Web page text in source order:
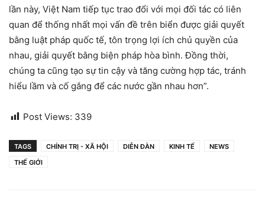
lần này, Việt Nam tiếp tục trao đổi với mọi đối tác có liên
quan để thống nhất mọi vấn đề trên biển được giải quyết
bằng luật pháp quốc tế, tôn trọng lợi ích chủ quyền của
nhau, giải quyết bằng biện pháp hòa bình. Đồng thời,
chúng ta cũng tạo sự tin cậy và tăng cường hợp tác, tránh
hiểu lầm và cố gắng để các nước gần nhau hơn”.
Post Views: 339
TAGS CHÍNH TRỊ - XÃ HỘI DIỄN ĐÀN KINH TẾ
NEWS
THẾ GIỚI